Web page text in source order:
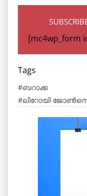
[mc4wp_form
Tags
ബറാക്ക
ലിറോയി